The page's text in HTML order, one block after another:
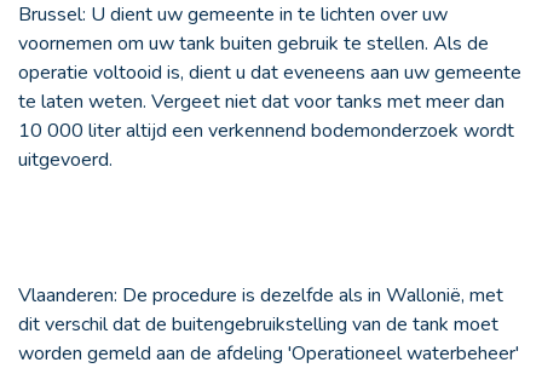
Brussel: U dient uw gemeente in te lichten over uw
voornemen om uw tank buiten gebruik te stellen. Als de
operatie voltooid is, dient u dat eveneens aan uw gemeente
te laten weten. Vergeet niet dat voor tanks met meer dan
10 000 liter altijd een verkennend bodemonderzoek wordt
uitgevoerd.
Vlaanderen: De procedure is dezelfde als in Wallonië, met
dit verschil dat de buitengebruikstelling van de tank moet
worden gemeld aan de afdeling 'Operationeel waterbeheer'